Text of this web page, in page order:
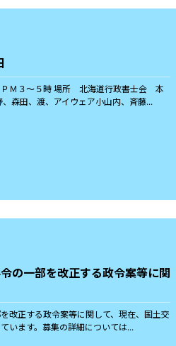
Ｍ３〜５時 場所 北海道行政書士会 本
森田、渡、アイウェア小山内、斉藤...
の一部を改正する政令案等に関
改正する政令案等に関して、現在、国土交
います。募集の詳細については...